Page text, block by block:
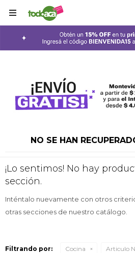

NO SE HAN
¡Lo sentimos! No hay
sección.
Inténtalo nuevamente con otros
otras secciones de nuestro catálogo.
Filtrando por: Cocina Articulo